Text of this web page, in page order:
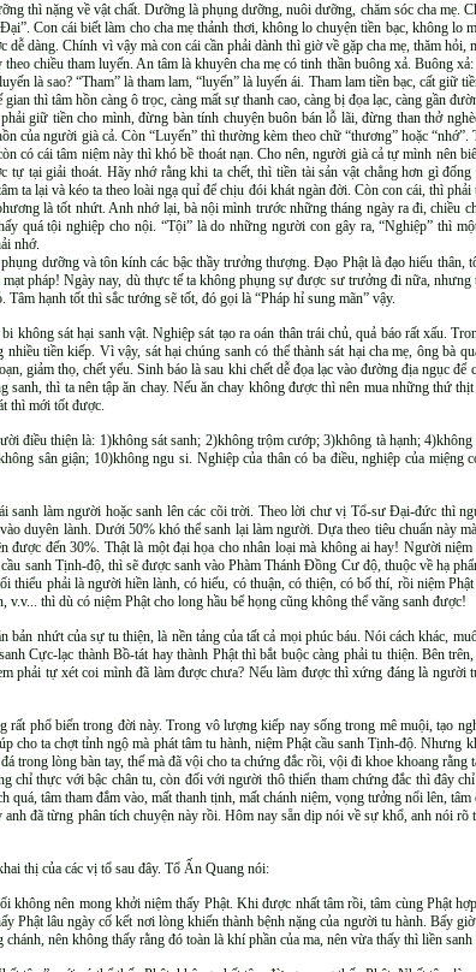
thì nặng về vật chất. Dưỡng là phụng dưỡng, nuôi dưỡng, chăm sóc cha mẹ.
Con cái biết làm cho cha mẹ thảnh thơi, không lo chuyện tiền bạc, không
dàng. Chính vì vậy mà con cái cần phải dành thì giờ về gặp cha mẹ, thăm
chiều tham luyến. An tâm là khuyên cha mẹ có tinh thần buông xả. Buông
là sao? “Tham” là tham lam, “luyến” là luyến ái. Tham lam tiền bạc, cất giữ
thì tâm hồn càng ô trọc, càng mất sự thanh cao, càng bị đọa lạc, càng gần
giữ tiền cho mình, đừng bàn tính chuyện buôn bán lỗ lãi, đừng than thở
của người già cả. Còn “Luyến” thì thường kèm theo chữ “thương” hoặc
có cái tâm niệm này thì khó bề thoát nạn. Cho nên, người già cả tự mình nên
tự tại giải thoát. Hãy nhớ rằng khi ta chết, thì tiền tài sản vật chẳng hơn gì
ta lại và kéo ta theo loài ngạ quỉ để chịu đói khát ngàn đời. Còn con cái, thì
là tốt nhứt. Anh nhớ lại, bà nội mình trước những tháng ngày ra đi,
quá tội nghiệp cho nội. “Tội” là do những người con gây ra, “Nghiệp” thì
nhớ.
dưỡng và tôn kính các bậc thầy trưởng thượng. Đạo Phật là đạo hiếu
pháp! Ngày nay, dù thực tế ta không phụng sự được sư trưởng đi nữa,
hạnh tốt thì sắc tướng sẽ tốt, đó gọi là “Pháp hỉ sung mãn” vậy.
không sát hại sanh vật. Nghiệp sát tạo ra oán thân trái chủ, quả báo rất xấu.
nhiều tiền kiếp. Vì vậy, sát hại chúng sanh có thể thành sát hại cha mẹ, ông bà
giảm thọ, chết yểu. Sinh báo là sau khi chết dễ đọa lạc vào đường địa ngục
sanh, thì ta nên tập ăn chay. Nếu ăn chay không được thì nên mua những thứ
thì mới tốt được.
điều thiện là: 1)không sát sanh; 2)không trộm cướp; 3)không tà hạnh;
sân giận; 10)không ngu si. Nghiệp của thân có ba điều, nghiệp của
sanh làm người hoặc sanh lên các cõi trời. Theo lời chư vị Tổ-sư Đại-đức thì
duyên lành. Dưới 50% khó thể sanh lại làm người. Dựa theo tiêu chuẩn này
được đến 30%. Thật là một đại họa cho nhân loại mà không ai hay! Người
sanh Tịnh-độ, thì sẽ được sanh vào Phàm Thánh Đồng Cư độ, thuộc về hạ
thiểu phải là người hiền lành, có hiếu, có thuận, có thiện, có bố thí, rồi niệm
v.v... thì dù có niệm Phật cho long hầu bể họng cũng không thể vãng sanh được!
bản nhứt của sự tu thiện, là nền tảng của tất cả mọi phúc báu. Nói cách khác,
Cực-lạc thành Bồ-tát hay thành Phật thì bắt buộc càng phải tu thiện. Bên
phải tự xét coi mình đã làm được chưa? Nếu làm được thì xứng đáng là
rất phổ biến trong đời này. Trong vô lượng kiếp nay sống trong mê muội, tạo
cho ta chợt tỉnh ngộ mà phát tâm tu hành, niệm Phật cầu sanh Tịnh-độ.
trong lòng bàn tay, thế mà đã vội cho ta chứng đắc rồi, vội đi khoe khoang
chỉ thực với bậc chân tu, còn đối với người thô thiển tham chứng đắc thì đây
quá, tâm tham đắm vào, mất thanh tịnh, mất chánh niệm, vọng tưởng nổi lên,
đã từng phân tích chuyện này rồi. Hôm nay sẵn dịp nói về sự khổ, anh nói rõ
thị của các vị tổ sau đây. Tổ Ấn Quang nói:
không nên mong khởi niệm thấy Phật. Khi được nhất tâm rồi, tâm cùng Phật
Phật lâu ngày cố kết nơi lòng khiến thành bệnh nặng của người tu hành. Bấy
nên không thấy rằng đó toàn là khí phần của ma, nên vừa thấy thì liền